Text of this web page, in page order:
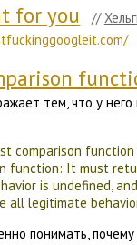
for you //
тем, что у
comparison
function: It must
is undefined,
all legitimate
понимать,